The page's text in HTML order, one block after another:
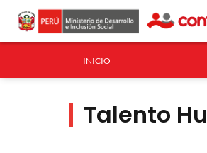
INICIO
Talento